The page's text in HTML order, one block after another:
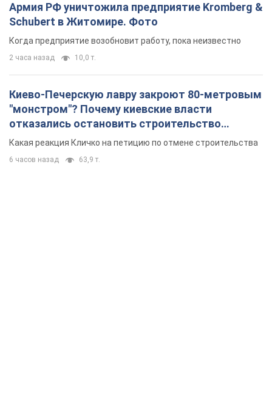
Армия РФ уничтожила предприятие Kromberg &
Schubert в Житомире. Фото
Когда предприятие возобновит работу, пока неизвестно
2 часа назад 10,0 т.
Киево-Печерскую лавру закроют 80-метровым
"монстром"? Почему киевские власти
отказались остановить строительство
небоскреба "московского верующего"
Какая реакция Кличко на петицию по отмене строительства
6 часов назад 63,9 т.